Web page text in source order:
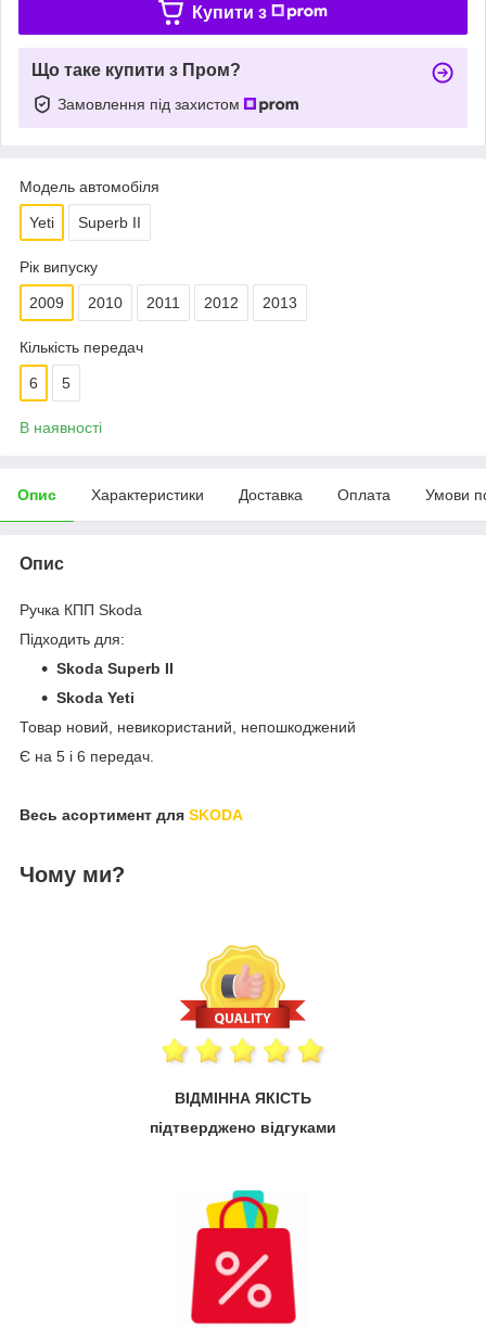
Купити з
Що таке купити з Пром?
Замовлення під захистом
Модель автомобіля
Yeti Superb II
Рік випуску
2009 2010 2011 2012 2013
Кількість передач
6 5
В наявності
Опис Характеристики Доставка Оплата Умови
Опис
Ручка КПП Skoda
Підходить для:
Skoda Superb II
Skoda Yeti
Товар новий, невикористаний, непошкоджений
Є на 5 і 6 передач.
Весь асортимент для SKODA
Чому ми?
ВІДМІННА ЯКІСТЬ
підтверджено відгуками